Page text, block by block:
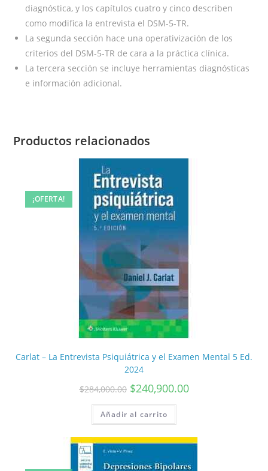
diagnóstica, y los capítulos cuatro y cinco describen
como modifica la entrevista el DSM-5-TR.
La segunda sección hace una operativización de los
criterios del DSM-5-TR de cara a la práctica clínica.
La tercera sección se incluye herramientas diagnósticas
e información adicional.
Productos relacionados
¡OFERTA!
Carlat – La Entrevista Psiquiátrica y el Examen Mental 5 Ed.
2024
$284,000.00 $240,900.00
Añadir al carrito